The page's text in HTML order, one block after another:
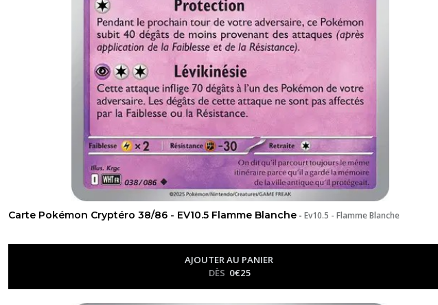
Carte Pokémon Cryptéro 38/86 - EV10.5 Flamme Blanche - Ev10.5 - Flamme Blanche
AJOUTER AU PANIER
DÈS 0€25